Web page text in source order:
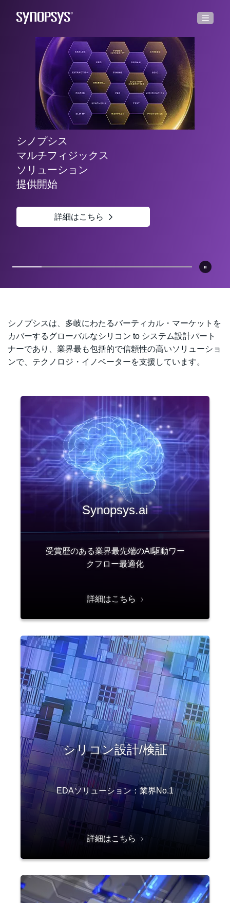
シノプシス
マルチフィジックス
ソリューション
提供開始
詳細はこちら
NVIDIAと戦略的
パートナーシップ
を締結
シノプシスとアンシスの合併完了
システム to シリコンを始動
詳しくはこちら
生成AIを用いたチップ設計
「Synopsys社の最先端設計ツールとAzure OpenAI
Servicesの生成AIを活用したこのソリューションによ
ます」
マルチダイのイノベーションを加速
「AMD MI300は、Synopsys社のIPとEDAを活用した
世界で最も先進的なマルチダイ・パッケージ・ソリュ
シノプシスは、多岐にわたるバーティカル・マーケットを
カバーするグローバルなシリコン to システム設計パート
ナーであり、業界最も包括的で信頼性の高いソリューショ
ンで、テクノロジ・イノベーターを支援しています。
Synopsys.ai
受賞歴のある業界最先端のAI駆動ワー
クフロー最適化
詳細はこちら
シリコン設計/検証
EDAソリューション：業界No.1
詳細はこちら